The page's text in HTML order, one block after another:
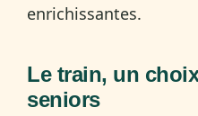
enrichissantes.
Le train, un
seniors